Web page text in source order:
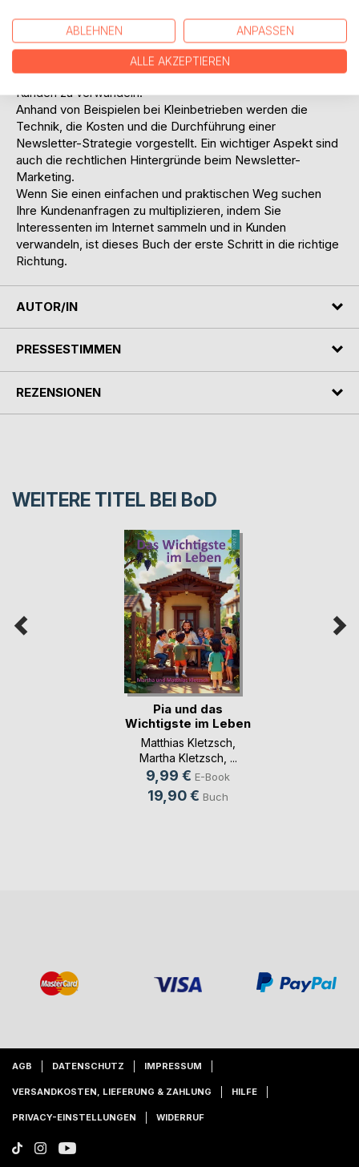
Herausforderung sind die sozialen Netzwerke und die an
Zahl zunehmenden Business-Plattformen.
Dieses Buch behandelt eine der effektivsten Strategien für
den Aufbau einer Interessentenliste mit dem Ziel diese in
Kunden zu verwandeln.
Anhand von Beispielen bei Kleinbetrieben werden die
Technik, die Kosten und die Durchführung einer
Newsletter-Strategie vorgestellt. Ein wichtiger Aspekt sind
auch die rechtlichen Hintergründe beim Newsletter-
Marketing.
Wenn Sie einen einfachen und praktischen Weg suchen
Ihre Kundenanfragen zu multiplizieren, indem Sie
Interessenten im Internet sammeln und in Kunden
verwandeln, ist dieses Buch der erste Schritt in die richtige
Richtung.
AUTOR/IN
PRESSESTIMMEN
REZENSIONEN
WEITERE TITEL BEI BoD
Pia und das
Wichtigste im Leben
Matthias Kletzsch
Martha Kletzsch , ...
9,99 € E-Book
19,90 € Buch
AGB DATENSCHUTZ IMPRESSUM
VERSANDKOSTEN, LIEFERUNG & ZAHLUNG HILFE
PRIVACY-EINSTELLUNGEN WIDERRUF
ABLEHNEN ANPASSEN
ALLE AKZEPTIEREN